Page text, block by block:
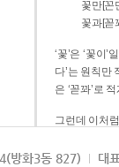
꽃만[꼰
꽃과[꼳
‘꽃’은 ‘꽃이
다’는 원칙만 적용한다면, [
은 ‘꼳꽈’로
그런데 이처
되게 적는 것
방화3동 827) 대